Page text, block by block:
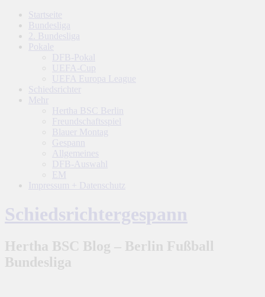
Startseite
Bundesliga
2. Bundesliga
Pokale
DFB-Pokal
UEFA-Cup
UEFA Europa League
Schiedsrichter
Mehr
Hertha BSC Berlin
Freundschaftsspiel
Blauer Montag
Gespann
Allgemeines
DFB-Auswahl
EM
Impressum + Datenschutz
Schiedsrichtergespann
Hertha BSC Blog – Berlin Fußball
Bundesliga